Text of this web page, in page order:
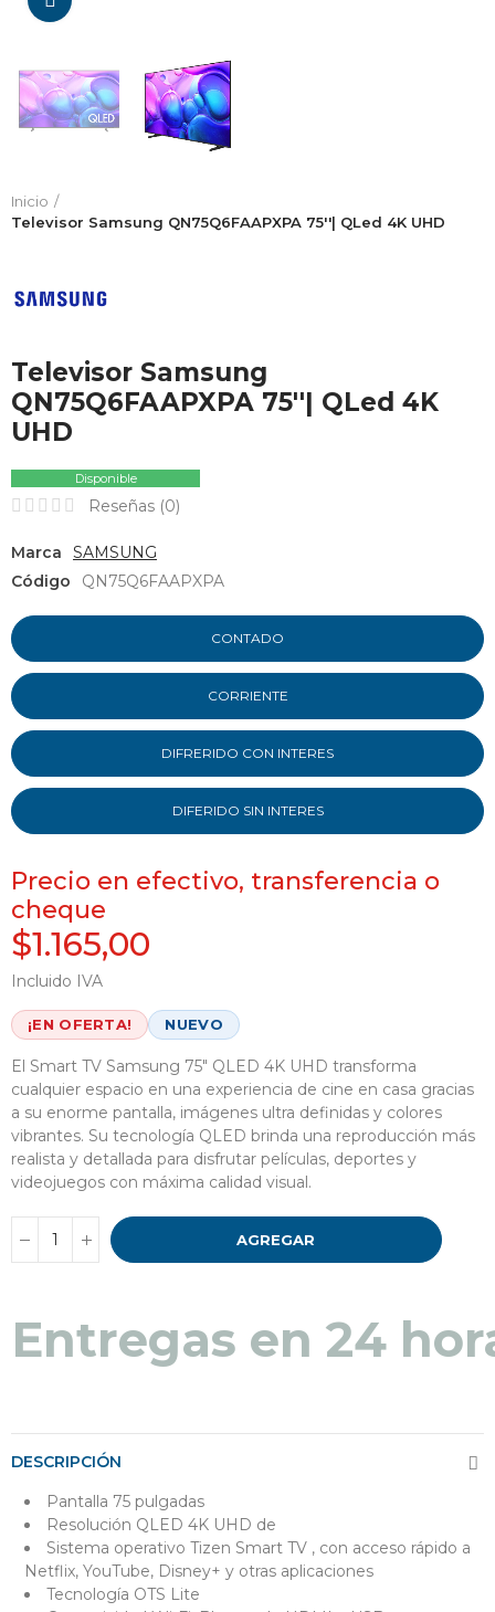
Inicio
Televisor Samsung QN75Q6FAAPXPA 75''| QLed 4K UHD
Televisor Samsung
QN75Q6FAAPXPA 75''| QLed 4K
UHD
Disponible
Reseñas (0)
Marca
SAMSUNG
Código
QN75Q6FAAPXPA
CONTADO
CORRIENTE
DIFRERIDO CON INTERES
DIFERIDO SIN INTERES
Precio en efectivo, transferencia o
cheque
$1.165,00
Incluido IVA
¡EN OFERTA! NUEVO
El Smart TV Samsung 75" QLED 4K UHD transforma
cualquier espacio en una experiencia de cine en casa gracias
a su enorme pantalla, imágenes ultra definidas y colores
vibrantes. Su tecnología QLED brinda una reproducción más
realista y detallada para disfrutar películas, deportes y
videojuegos con máxima calidad visual.
AGREGAR
Entregas en 24
DESCRIPCIÓN
Pantalla 75 pulgadas
Resolución QLED 4K UHD de
Sistema operativo Tizen Smart TV , con acceso rápido a
Netflix, YouTube, Disney+ y otras aplicaciones
Tecnología OTS Lite